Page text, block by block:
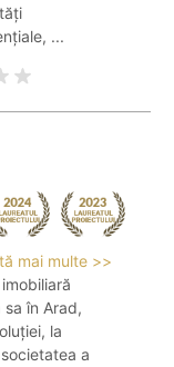
...
mai multe >>
în Arad,
la
a